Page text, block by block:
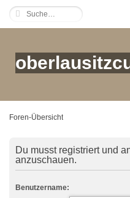
Foren-Übersicht
Du musst registriert und
anzuschauen.
Benutzername: